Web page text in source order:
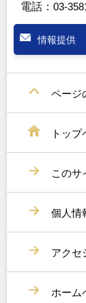
電話： 03-
情報提供
ページ
トッ
このサ
個人情
アクセ
ホーム